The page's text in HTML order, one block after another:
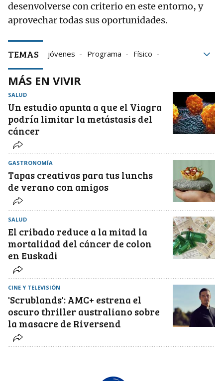
desenvolverse con criterio en este entorno, y
aprovechar todas sus oportunidades.
TEMAS jóvenes Programa
Físico
Competencias
MÁS EN VIVIR
SALUD
Un estudio apunta a que el Viagra
podría limitar la metástasis del
cáncer
GASTRONOMÍA
Tapas creativas para tus lunchs
de verano con amigos
SALUD
El cribado reduce a la mitad la
mortalidad del cáncer de colon
en Euskadi
CINE Y TELEVISIÓN
'Scrublands': AMC+ estrena el
oscuro thriller australiano sobre
la masacre de Riversend